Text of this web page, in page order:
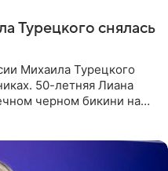
Турецкого снялась
Михаила Турецкого
50-летняя Лиана
черном бикини на